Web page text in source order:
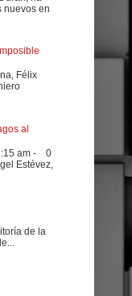
nuevos en
Félix
al
am - 0
Estévez,
de la